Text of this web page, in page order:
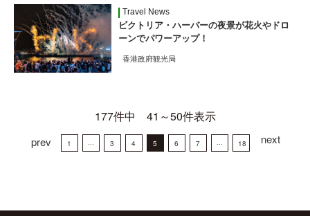
Travel News
ビクトリア・ハーバーの夜景が花火やドロ
ーンでパワーアップ！
香港政府観光局
177件中 41～50件表示
prev 1 ··· 3 4 5 6 7 ··· 18 next